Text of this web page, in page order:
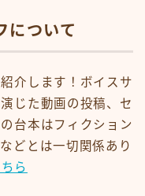
について
介します！ボイスサ
じた動画の投稿、セ
台本はフィクション
どとは一切関係あり
ら